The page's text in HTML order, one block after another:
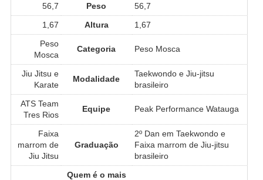
56,7
Peso
56,7
1,67
Altura
1,67
Peso
Mosca
Categoria Peso Mosca
Jiu Jitsu e
Karate
Modalidade
Taekwondo e Jiu-jitsu
brasileiro
ATS Team
Tres Rios
Equipe Peak Performance Watauga
Faixa
marrom de
Jiu Jitsu
Graduação
2º Dan em Taekwondo e
Faixa marrom de Jiu-jitsu
brasileiro
Quem é o mais